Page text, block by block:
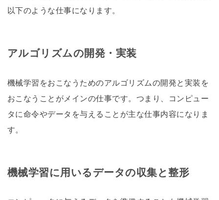
以下のような仕事になります。
アルゴリズムの開発・実装
機械学習をおこなうためのアルゴリズムの開発と実装を
おこなうことがメインの仕事です。つまり、コンピュー
タに命令やデータを与えることが主な仕事内容になりま
す。
機械学習に用いるデータの収集と整形